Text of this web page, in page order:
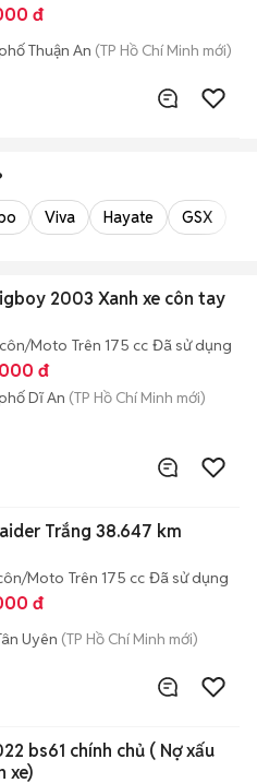
đ
Thuận An (TP Hồ Chí Minh mới)
Viva Hayate GSX
2003 Xanh xe côn tay
Moto Trên 175 cc Đã sử dụng
đ
Dĩ An (TP Hồ Chí Minh mới)
Trắng 38.647 km
Moto Trên 175 cc Đã sử dụng
đ
Uyên (TP Hồ Chí Minh mới)
bs61 chính chủ ( Nợ xấu
xe)